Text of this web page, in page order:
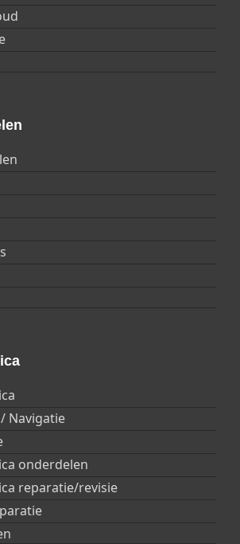
voor
getint glas
elektrisch
Navigatie
onderdelen
reparatie/revisie